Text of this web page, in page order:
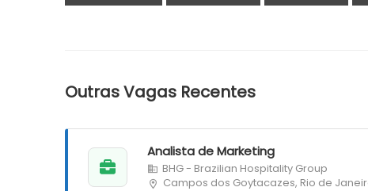
Outras Vagas Recentes
Analista de Marketing
BHG - Brazilian Hospitality Group
Campos dos Goytacazes, Rio de